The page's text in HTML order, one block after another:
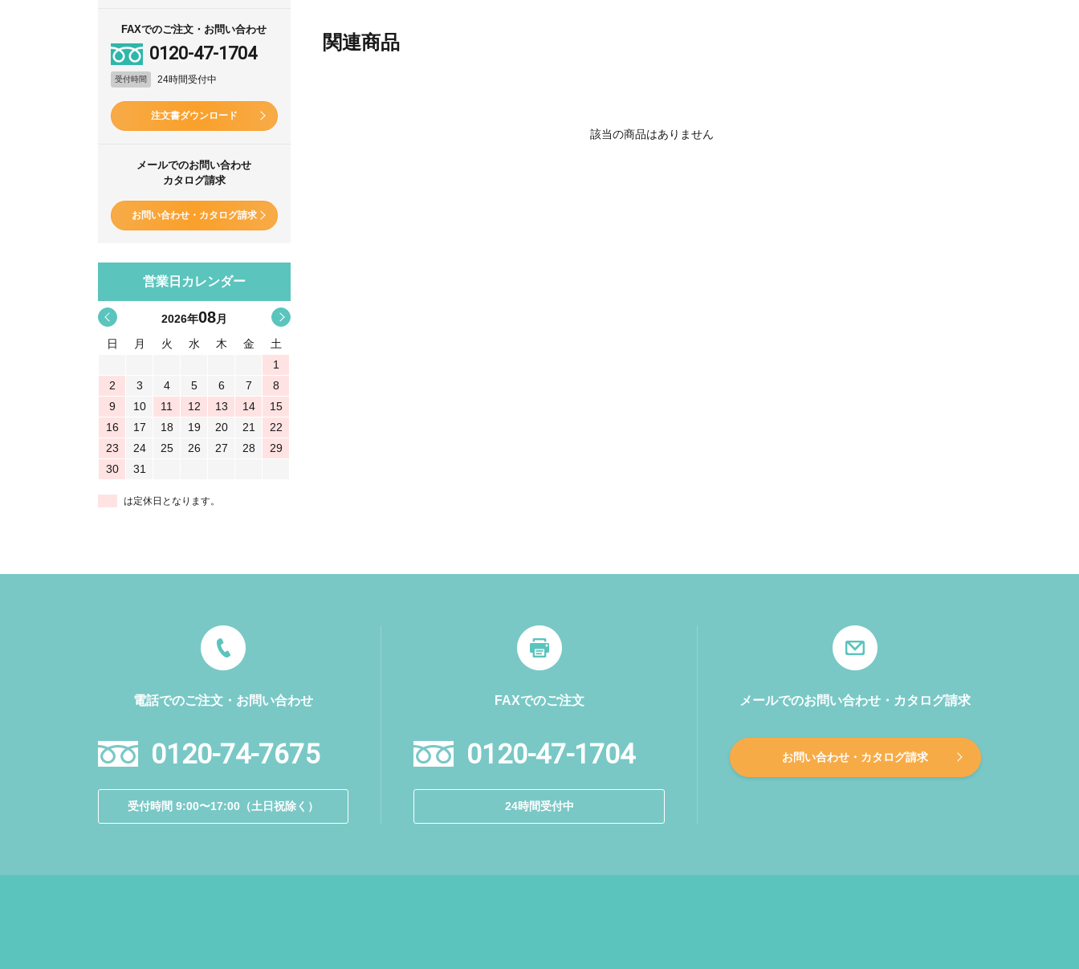
FAXでのご注文・お問い合わせ
0120-47-1704
受付時間 24時間受付中
注文書ダウンロード
メールでのお問い合わせ
カタログ請求
お問い合わせ・カタログ請求
営業日カレンダー
< >
2026年08月
日
月 火 水 木 金
土
1
2
3 4 5 6 7
8
9
10 11 12 13 14
15
16
17 18 19 20 21
22
23
24 25 26 27 28
29
30
31
は定休日となります。
関連商品
該当の商品はありません
電話でのご注文・お問い合わせ
0120-74-7675
受付時間 9:00〜17:00（土日祝除く）
FAXでのご注文
0120-47-1704
24時間受付中
メールでのお問い合わせ・カタログ請求
お問い合わせ・カタログ請求